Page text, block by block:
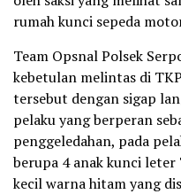
rumah kunci sepeda
Team Opsnal Polsek
kebetulan melintas di
tersebut dengan sigap
pelaku yang berperan
penggeledahan, pada
berupa 4 anak kunci leter
kecil warna hitam yang